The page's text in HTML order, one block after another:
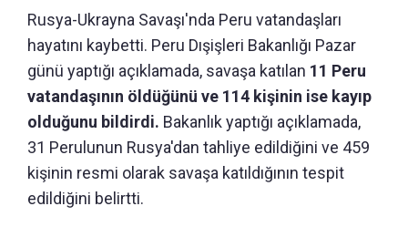
Rusya-Ukrayna Savaşı'nda Peru vatandaşları
hayatını kaybetti. Peru Dışişleri Bakanlığı Pazar
günü yaptığı açıklamada, savaşa katılan 11 Peru
vatandaşının öldüğünü ve 114 kişinin ise kayıp
olduğunu bildirdi. Bakanlık yaptığı açıklamada,
31 Perulunun Rusya'dan tahliye edildiğini ve 459
kişinin resmi olarak savaşa katıldığının tespit
edildiğini belirtti.